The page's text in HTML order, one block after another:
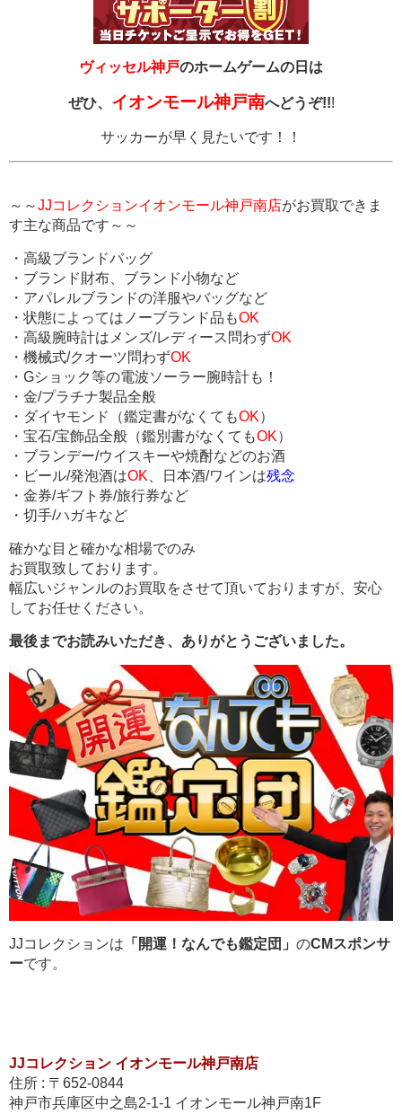
ヴィッセル神戸のホームゲームの日は
ぜひ、 イオンモール神戸南へどうぞ!!!
サッカーが早く見たいです！！
～～JJコレクションイオンモール神戸南店がお買取できま
す主な商品です～～
・高級ブランドバッグ
・ブランド財布、ブランド小物など
・アパレルブランドの洋服やバッグなど
・状態によってはノーブランド品もOK
・高級腕時計はメンズ/レディース問わずOK
・機械式/クオーツ問わずOK
・Gショック等の電波ソーラー腕時計も！
・金/プラチナ製品全般
・ダイヤモンド（鑑定書がなくてもOK）
・宝石/宝飾品全般（鑑別書がなくてもOK）
・ブランデー/ウイスキーや焼酎などのお酒
・ビール/発泡酒はOK 、日本酒/ワインは残念
・金券/ギフト券/旅行券など
・切手/ハガキなど
確かな目と確かな相場でのみ
お買取致しております。
幅広いジャンルのお買取をさせて頂いておりますが、安心
してお任せください。
最後までお読みいただき、ありがとうございました。
JJコレクションは 「開運！なんでも鑑定団」 のCMスポンサ
ーです。
JJコレクション イオンモール神戸南店
住所 : 〒652-0844
神戸市兵庫区中之島2-1-1 イオンモール神戸南1F